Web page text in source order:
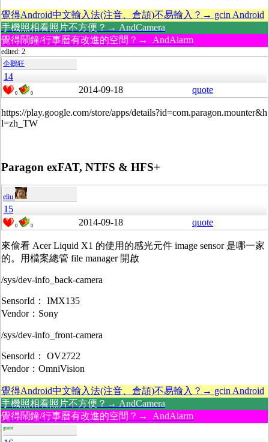
覺得Android中文輸入法(注音、倉頡)不易輸入？→ gcin Android
手機照相看照片不方便？→ AndCamera
覺得鬧鐘/行事曆有改進的空間？→ AndAlarm
edited: 2
企鵝狂
14
0 0 2014-09-18 quote
https://play.google.com/store/apps/details?id=com.paragon.mounter&h
l=zh_TW
Paragon exFAT, NTFS & HFS+
eliu
15
0 0 2014-09-18 quote
來偷看 Acer Liquid X1 的使用的感光元件 image sensor 是哪一家
的。用檔案總管 file manager 開啟
/sys/dev-info_back-camera
SensorId： IMX135
Vendor：Sony
/sys/dev-info_front-camera
SensorId： OV2722
Vendor：OmniVision
覺得Android中文輸入法(注音、倉頡)不易輸入？→ gcin Android
手機照相看照片不方便？→ AndCamera
覺得鬧鐘/行事曆有改進的空間？→ AndAlarm
guest